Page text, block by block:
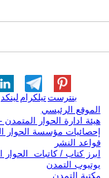
تيلكرامبنترست
الموقع الرئيسي
هيئة ادارة الحوار المتمدن
إحصائيات مؤسسة الحوار
قواعد النشر
ابرز كتاب / كاتبات الحوار
يوتيوب التمدن
مكتبة التمدن